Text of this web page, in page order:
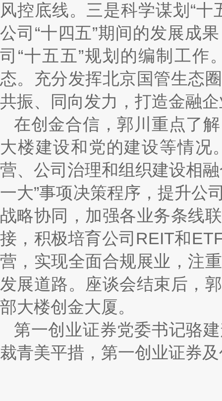
风控底线。三是科学谋划“
公司“十四五”期间的发展成
司“十五五”规划的编制工
态。充分发挥北京国管生态
共振、同向发力，打造金融
在创金合信，郭川重点了
大楼建设和党的建设等情况
营、公司治理和组织建设相
一大”事项决策程序，提升公
战略协同，加强各业务条线
接，积极培育公司REIT和
营，实现全面合规展业，注
发展道路。座谈会结束后，
部大楼创金大厦。
第一创业证券党委书记骆
裁青美平措，第一创业证券